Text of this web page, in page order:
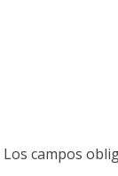
Los campos